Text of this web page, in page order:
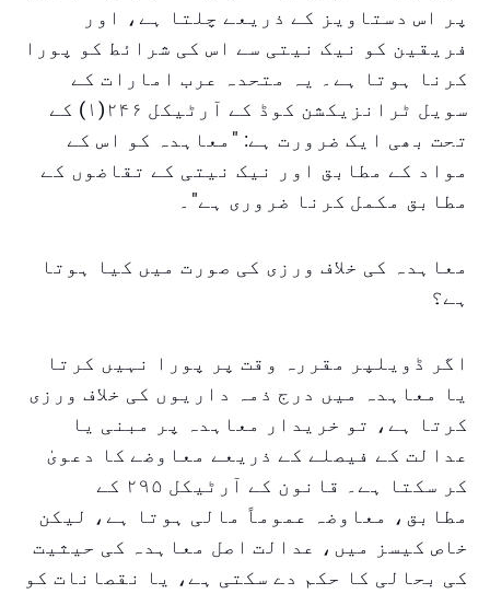
پر اس دستاویز کے ذریعے چلتا ہے، اور
فریقین کو نیک نیتی سے اس کی شرائط کو پورا
کرنا ہوتا ہے۔ یہ متحدہ عرب امارات کے
سویل ٹرانزیکشن کوڈ کے آرٹیکل ۲۴۶(۱) کے
تحت بھی ایک ضرورت ہے: "معاہدہ کو اس کے
مواد کے مطابق اور نیک نیتی کے تقاضوں کے
مطابق مکمل کرنا ضروری ہے"۔
معاہدہ کی خلاف ورزی کی صورت میں کیا ہوتا
ہے؟
اگر ڈویلپر مقررہ وقت پر پورا نہیں کرتا
یا معاہدہ میں درج ذمہ داریوں کی خلاف ورزی
کرتا ہے، تو خریدار معاہدہ پر مبنی یا
عدالت کے فیصلے کے ذریعے معاوضے کا دعویٰ
کر سکتا ہے۔ قانون کے آرٹیکل ۲۹۵ کے
مطابق، معاوضہ عموماً مالی ہوتا ہے، لیکن
خاص کیسز میں، عدالت اصل معاہدہ کی حیثیت
کی بحالی کا حکم دے سکتی ہے، یا نقصانات کو